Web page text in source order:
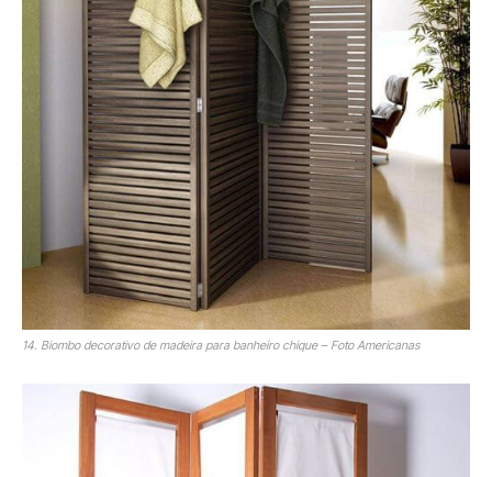
14. Biombo decorativo de madeira para banheiro chique – Foto Americanas